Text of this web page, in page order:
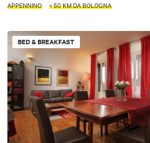
APPENNINO < 50 KM DA BOLOGNA
BED & BREAKFAST